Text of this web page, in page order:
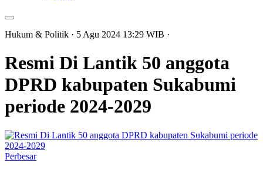
Hukum & Politik · 5 Agu 2024 13:29 WIB ·
Resmi Di Lantik 50 anggota
DPRD kabupaten Sukabumi
periode 2024-2029
Perbesar